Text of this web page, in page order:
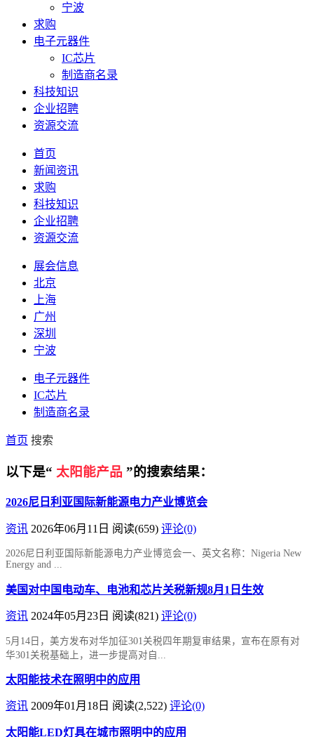
宁波
求购
电子元器件
IC芯片
制造商名录
科技知识
企业招聘
资源交流
首页
新闻资讯
求购
科技知识
企业招聘
资源交流
展会信息
北京
上海
广州
深圳
宁波
电子元器件
IC芯片
制造商名录
首页 搜索
以下是“ 太阳能产品 ”的搜索结果：
2026尼日利亚国际新能源电力产业博览会
资讯 2026年06月11日 阅读(659) 评论(0)
2026尼日利亚国际新能源电力产业博览会一、英文名称：Nigeria New
Energy and ...
美国对中国电动车、电池和芯片关税新规8月1日生效
资讯 2024年05月23日 阅读(821) 评论(0)
5月14日，美方发布对华加征301关税四年期复审结果，宣布在原有对
华301关税基础上，进一步提高对自...
太阳能技术在照明中的应用
资讯 2009年01月18日 阅读(2,522) 评论(0)
太阳能LED灯具在城市照明中的应用